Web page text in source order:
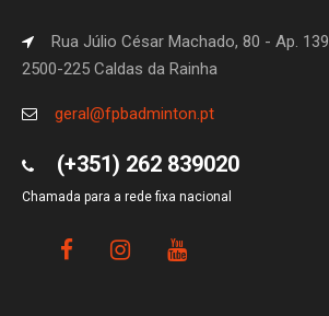
Rua Júlio César Machado, 80 - Ap. 139
2500-225 Caldas da Rainha
geral@fpbadminton.pt
(+351) 262 839020
Chamada para a rede fixa nacional